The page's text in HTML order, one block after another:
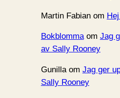
Martin Fabianom
Bokblommaom Jag
av Sally Rooney
Gunillaom Jag ger
Sally Rooney